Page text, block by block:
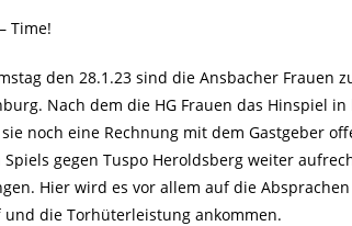
Time!
den 28.1.23 sind die Ansbacher Frauen
Nach dem die HG Frauen das Hinspiel
noch eine Rechnung mit dem Gastgeber
Spiels gegen Tuspo Heroldsberg weiter
Hier wird es vor allem auf die
die Torhüterleistung ankommen.